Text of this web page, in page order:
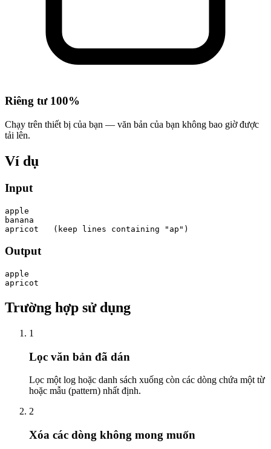
Riêng tư 100%
Chạy trên thiết bị của bạn — văn bản của bạn không bao giờ được
tải lên.
Ví dụ
Input
apple
banana
apricot   (keep lines containing "ap")
Output
apple
apricot
Trường hợp sử dụng
1
Lọc văn bản đã dán
Lọc một log hoặc danh sách xuống còn các dòng chứa một từ
hoặc mẫu (pattern) nhất định.
2
Xóa các dòng không mong muốn